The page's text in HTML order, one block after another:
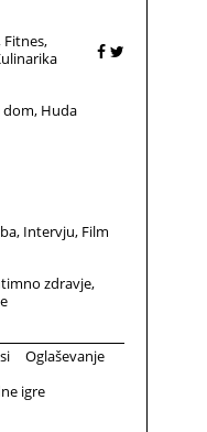
Fitnes
dom Huda
Intervju Film
zdravje
Oglaševanje
igre